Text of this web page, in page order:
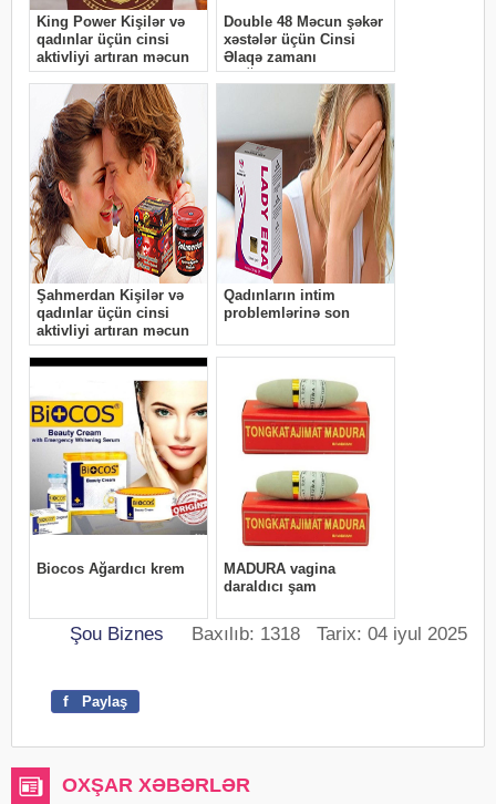
Şou Biznes Baxılıb: 1318 Tarix: 04 iyul 2025
f Paylaş
OXŞAR XƏBƏRLƏR